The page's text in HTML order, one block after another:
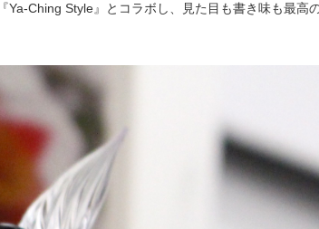
Ching Style』とコラボし、見た目も書き味も最高